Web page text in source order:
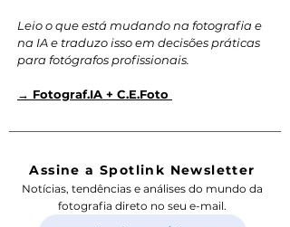
Leio o que está mudando na fotografia e
na IA e traduzo isso em decisões práticas
para fotógrafos profissionais.
→ Fotograf.IA + C.E.Foto
Assine a Spotlink Newsletter
Notícias, tendências e análises do mundo da
fotografia direto no seu e-mail.